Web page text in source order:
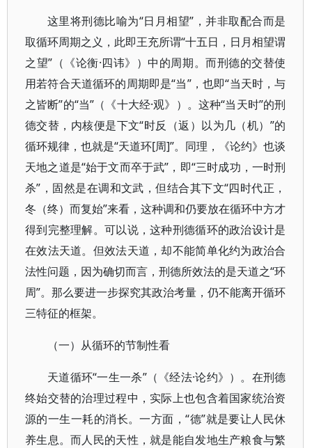
这里将刑德比喻为“日月相望”，并非取配合而是
取循环周期之义，此即王充所谓“十五日，日月相望谓
之望”（《论衡·四讳》）中的周期。而刑德的交替使
用若符合天道循环的周期即是“当”，也即“当天时，与
之皆断”的“当”（《十大经·观》）。这种“当天时”的刑
德交替，内核便是下文“时反（返）以为几（机）”的
循环规律，也就是“天道环[周]”。同理，《论约》也谈
天地之道是“始于文而卒于武”，即“三时成功，一时刑
杀”，固然是在调和文武，但结合其下文“四时代正，
冬（终）而复始”来看，这种调和仍要放在循环中方才
得到完整理解。可以说，这种刑德循环的政治设计是
在效法天道。但效法天道，却不能简单化约为政治合
法性问题，因为确切而言，刑德所效法的是天道之“环
周”。那么要进一步探究其政治考量，仍不能离开循环
三特征的框架。
（一）从循环的节制性看
天道循环“一生一杀”（《经法·论约》）。在刑德
终始交替的治理过程中，实际上也包含着国家统治资
源的一生一耗的消长。一方面，“德”就是要让人民休
养生息。而人民的天性，就是能自发地生产粮食与繁